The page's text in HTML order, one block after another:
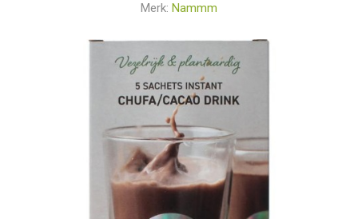
Merk: Nammm